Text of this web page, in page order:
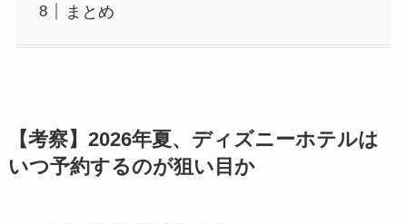
まとめ
【考察】2026年夏、ディズニーホテルは
いつ予約するのが狙い目か